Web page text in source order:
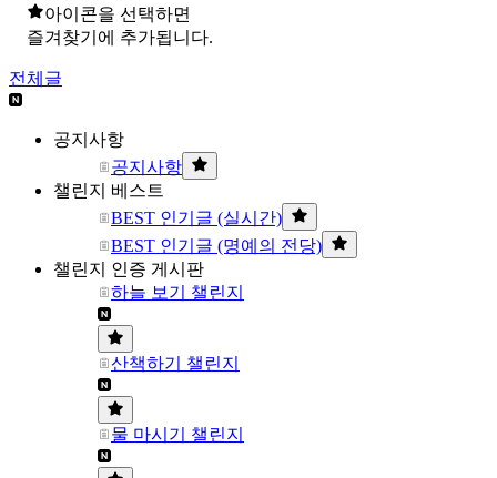
아이콘을 선택하면
즐겨찾기에 추가됩니다.
전체글
공지사항
공지사항
챌린지 베스트
BEST 인기글 (실시간)
BEST 인기글 (명예의 전당)
챌린지 인증 게시판
하늘 보기 챌린지
산책하기 챌린지
물 마시기 챌린지